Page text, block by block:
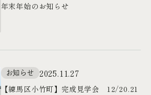
年末年始のお知らせ
お知らせ 2025.11.27
【練馬区小竹町】完成見学会 12/20.21